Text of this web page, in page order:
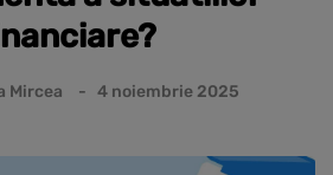
Mircea 4 noiembrie 2025